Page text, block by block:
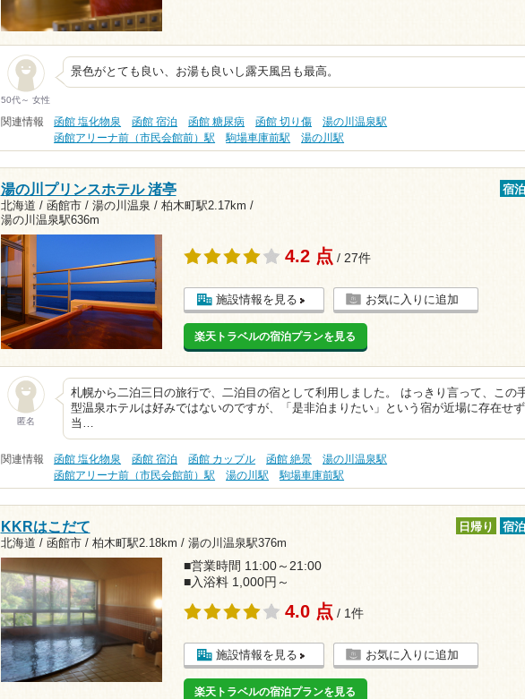
50代～ 女性
景色がとても良い、お湯も良いし露天風呂も最高。
関連情報 函館 塩化物泉 函館 宿泊 函館 糖尿病 函館 切り傷
湯の川温泉駅
函館アリーナ前（市民会館前）駅
駒場車庫前駅 湯の川駅
湯の川プリンスホテル 渚亭
北海道 / 函館市 / 湯の川温泉 / 柏木町駅2.17km /
湯の川温泉駅636m
宿泊
4.2 点 / 27件
施設情報を見る お気に入りに追加
楽天トラベルの宿泊プランを見る
匿名
札幌から二泊三日の旅行で、二泊目の宿として利用しました。 はっきり言って、この
型温泉ホテルは好みではないのですが、「是非泊まりたい」という宿が近場に存在せず
当…
関連情報 函館 塩化物泉 函館 宿泊 函館 カップル 函館 絶景
湯の川温泉駅
函館アリーナ前（市民会館前）駅
湯の川駅 駒場車庫前駅
KKRはこだて
北海道 / 函館市 / 柏木町駅2.18km / 湯の川温泉駅376m
日帰り 宿泊
■営業時間 11:00～21:00
■入浴料 1,000円～
4.0 点 / 1件
施設情報を見る お気に入りに追加
楽天トラベルの宿泊プランを見る